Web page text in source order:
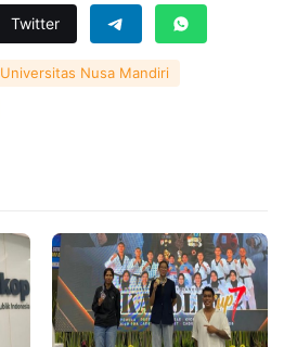
Twitter
Universitas Nusa Mandiri